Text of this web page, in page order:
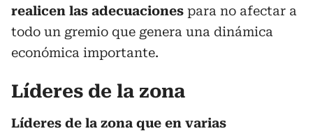
realicen las adecuaciones para no afectar a
todo un gremio que genera una dinámica
económica importante.
Líderes de la zona
Líderes de la zona que en varias